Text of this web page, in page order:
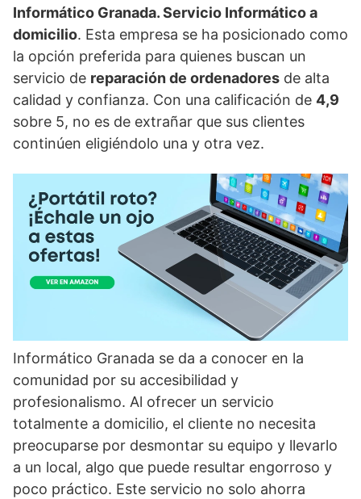
Informático Granada. Servicio Informático a
domicilio. Esta empresa se ha posicionado como
la opción preferida para quienes buscan un
servicio de reparación de ordenadores de alta
calidad y confianza. Con una calificación de 4,9
sobre 5, no es de extrañar que sus clientes
continúen eligiéndolo una y otra vez.
Informático Granada se da a conocer en la
comunidad por su accesibilidad y
profesionalismo. Al ofrecer un servicio
totalmente a domicilio, el cliente no necesita
preocuparse por desmontar su equipo y llevarlo
a un local, algo que puede resultar engorroso y
poco práctico. Este servicio no solo ahorra